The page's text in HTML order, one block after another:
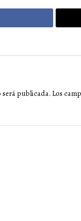
publicada. Los